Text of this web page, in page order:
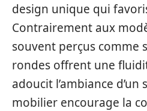
design unique qui
Contrairement aux
souvent perçus comme
rondes offrent une
adoucit l’ambiance d’un
mobilier encourage la